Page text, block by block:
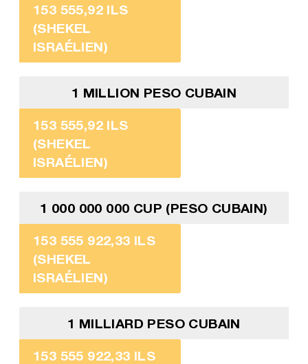
153 555,92 ILS
(SHEKEL
ISRAÉLIEN)
1 MILLION PESO CUBAIN
153 555,92 ILS
(SHEKEL
ISRAÉLIEN)
1 000 000 000 CUP (PESO CUBAIN)
153 555 922,33 ILS
(SHEKEL
ISRAÉLIEN)
1 MILLIARD PESO CUBAIN
153 555 922,33 ILS